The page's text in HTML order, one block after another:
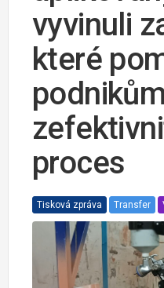
vyvinuli
které
podnikům
proces
Tisková zpráva Transfer